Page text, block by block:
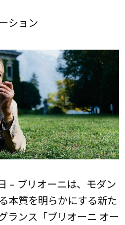
ション
– ブリオーニは、モダン
本質を明らかにする新た
ランス「ブリオーニ オー